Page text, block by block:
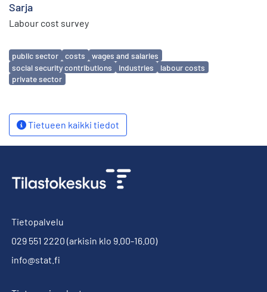
Sarja
Labour cost survey
Avainsanat
public sector costs
wages and salaries
social security contributions
industries
labour costs
private sector
Tietueen kaikki tiedot
Tietopalvelu
029 551 2220 (arkisin klo 9.00-16.00)
info@stat.fi